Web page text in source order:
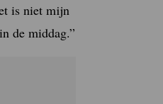
is niet mijn
de middag.”